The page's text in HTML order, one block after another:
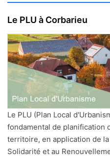
Le PLU à Corbarieu
Le PLU (Plan Local
fondamental de planification
territoire, en application de
Solidarité et au